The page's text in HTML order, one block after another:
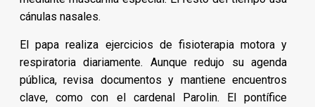
cánulas nasales.
El papa realiza ejercicios de fisioterapia motora y
respiratoria diariamente. Aunque redujo su agenda
pública, revisa documentos y mantiene encuentros
clave, como con el cardenal Parolin. El pontífice